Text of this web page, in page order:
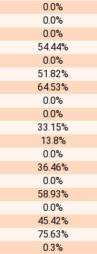
0.0%
0.0%
0.0%
54.44%
0.0%
51.82%
64.53%
0.0%
0.0%
33.15%
13.8%
0.0%
36.46%
0.0%
58.93%
0.0%
45.42%
75.63%
0.3%